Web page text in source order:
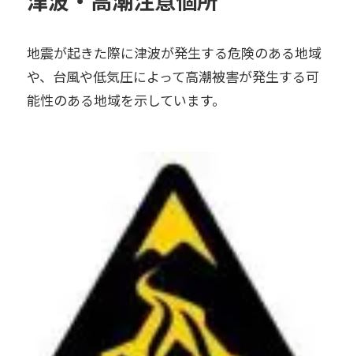
地震が起きた際に津波が発生する危険のある地域
や、台風や低気圧によって高潮被害が発生する可
能性のある地域を示しています。